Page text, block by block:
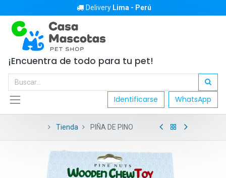
Delivery Lima - Perú
¡Encuentra de todo para tu pet!
Identificarse WhatsApp
Tienda PIÑA DE PINO